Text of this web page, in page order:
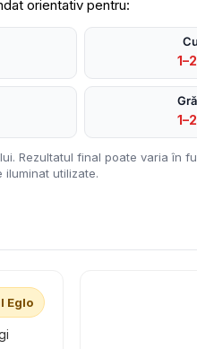
orientativ pentru:
Rezultatul final poate varia în
utilizate.
Eglo